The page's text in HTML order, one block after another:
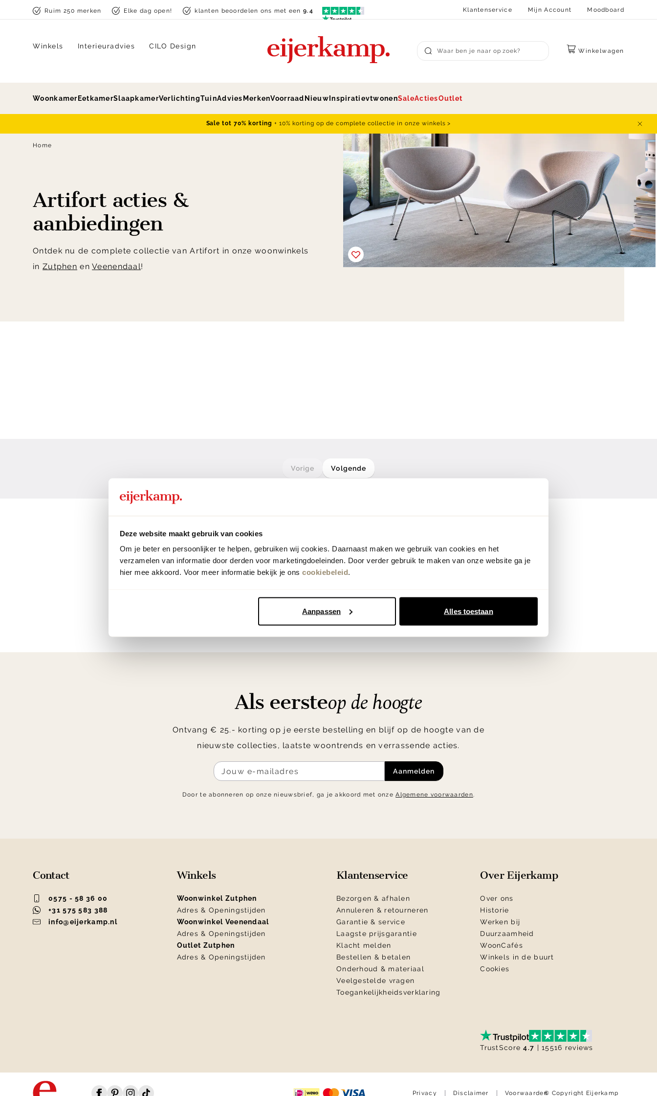
Deze website maakt gebruik van cookies
Om je beter en persoonlijker te helpen, gebruiken wij cookies. Daarnaast maken we gebruik van cookies en het
verzamelen van informatie door derden voor marketingdoeleinden. Door verder gebruik te maken van onze website ga je
hier mee akkoord. Voor meer informatie bekijk je ons cookiebeleid.
Aanpassen Alles toestaan
Skip to contentRuim 250 merken Elke dag open! klanten beoordelen ons met een9.4 Klantenservice Mijn Account Moodboard
Submit search
Winkelwagen
Winkels Interieuradvies CILO Design
Woonkamer EetkamerSlaapkamerVerlichtingTuinAdvies MerkenVoorraad Nieuw InspiratievtwonenSaleActiesOutlet
Sale tot 70% korting + 10% korting op de complete collectie in onze winkels >
Home
Artifort acties &
aanbiedingen
Ontdek nu de complete collectie van Artifort in onze woonwinkels
inZutphen enVeenendaal!
Vorige Volgende
Als eersteop de hoogte
Ontvang € 25.- korting op je eerste bestelling en blijf op de hoogte van de
nieuwste collecties, laatste woontrends en verrassende acties.
Aanmelden
Door te abonneren op onze nieuwsbrief, ga je akkoord met onzeAlgemene voorwaarden.
Contact
0575 - 58 36 00
+31 575 583 388
info@eijerkamp.nl
Winkels
Woonwinkel Zutphen
Adres & Openingstijden
Woonwinkel Veenendaal
Adres & Openingstijden
Outlet Zutphen
Adres & Openingstijden
Klantenservice
Bezorgen & afhalen
Annuleren & retourneren
Garantie & service
Laagste prijsgarantie
Klacht melden
Bestellen & betalen
Onderhoud & materiaal
Veelgestelde vragen
Toegankelijkheidsverklaring
Over Eijerkamp
Over ons
Historie
Werken bij
Duurzaamheid
WoonCafés
Winkels in de buurt
Cookies
TrustScore4.7 | 15516 reviews
Privacy Disclaimer Voorwaarden© Copyright Eijerkamp